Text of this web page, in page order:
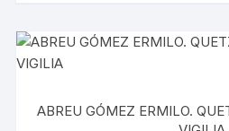
ABREU GÓMEZ ERMILO.